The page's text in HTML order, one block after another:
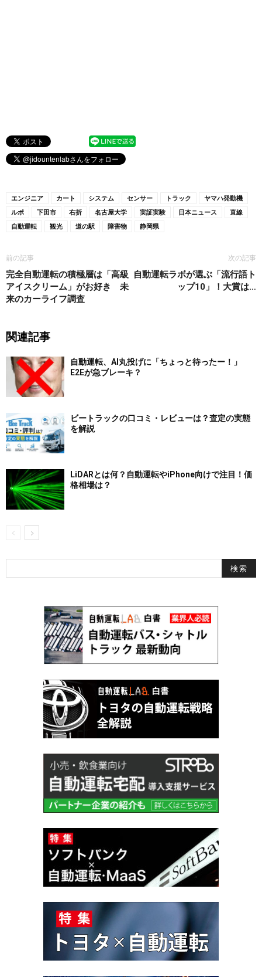
エンジニア カート システム センサー トラック
ヤマハ発動機
ルポ
下田市 右折 名古屋大学 実証実験 日本ニュース
直線
自動運転
観光 道の駅 障害物 静岡県
前の記事
完全自動運転の積極層は「高級
アイスクリーム」がお好き 未
来のカーライフ調査
次の記事
自動運転ラボが選ぶ「流行語ト
ップ10」！大賞は…
関連記事
自動運転、AI丸投げに「ちょっと待ったー！」
E2Eが急ブレーキ？
ビートラックの口コミ・レビューは？査定の実態
を解説
LiDARとは何？自動運転やiPhone向けで注目！価
格相場は？